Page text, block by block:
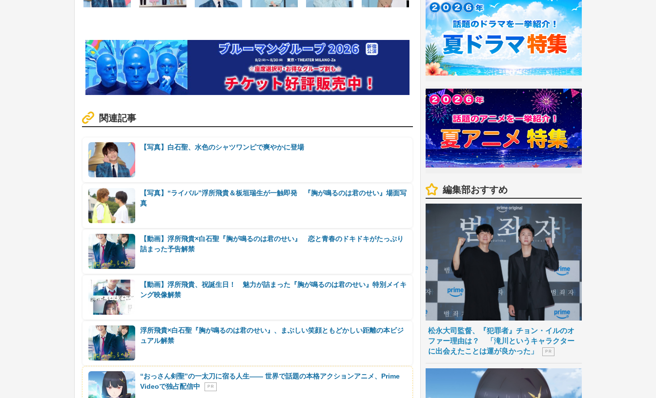
関連記事
【写真】白石聖、水色のシャツワンピで爽やかに登場
【写真】“ライバル”浮所飛貴＆板垣瑞生が一触即発 『胸が鳴るのは君のせい』場面写
真
【動画】浮所飛貴×白石聖『胸が鳴るのは君のせい』 恋と青春のドキドキがたっぷり
詰まった予告解禁
【動画】浮所飛貴、祝誕生日！ 魅力が詰まった『胸が鳴るのは君のせい』特別メイキ
ング映像解禁
浮所飛貴×白石聖『胸が鳴るのは君のせい』、まぶしい笑顔ともどかしい距離の本ビジ
ュアル解禁
“おっさん剣聖”の一太刀に宿る人生―― 世界で話題の本格アクションアニメ、Prime
Videoで独占配信中
P R
編集部おすすめ
松永大司監督、『犯罪者』チョン・イルのオ
ファー理由は？ 「滝川というキャラクター
に出会えたことは運が良かった」
P R